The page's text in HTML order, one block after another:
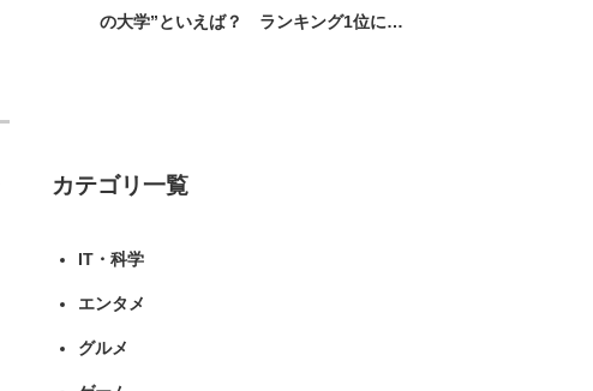
の大学”といえば？ ランキング1位に学
カテゴリ一覧
IT・科学
エンタメ
グルメ